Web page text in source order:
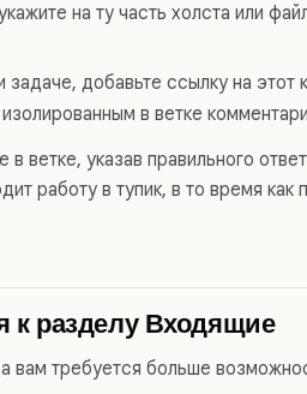
на ту часть холста или
задаче, добавьте ссылку на этот
в ветке
ветке, указав правильного
работу в тупик, в то время как
к разделу Входящие
вам требуется больше